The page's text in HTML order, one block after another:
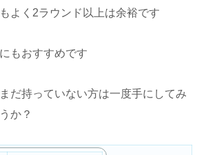
よく2ラウンド以上は余裕です
もおすすめです
だ持っていない方は一度手にしてみ
か？